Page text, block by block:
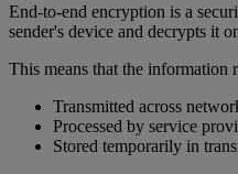
End-to-end encryption is a
sender's device and decrypts it
This means that the information
Transmitted across
Processed by service
Stored temporarily in